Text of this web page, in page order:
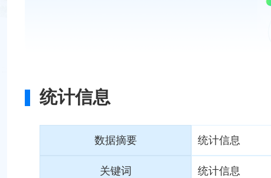
统计信息
数据摘要 统计信息
关键词 统计信息